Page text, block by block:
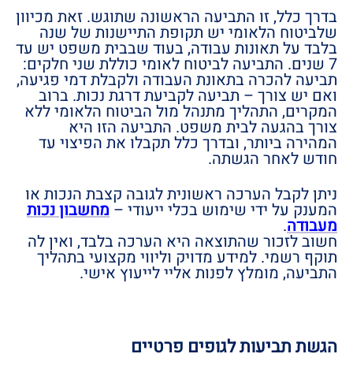
בדרך כלל, זו התביעה הראשונה שתוגש. זאת מכיוון
שלביטוח הלאומי יש תקופת התיישנות של שנה
בלבד על תאונות עבודה, בעוד שבבית משפט יש עד
7 שנים. התביעה לביטוח לאומי כוללת שני חלקים:
תביעה להכרה בתאונת העבודה ולקבלת דמי פגיעה,
ואם יש צורך – תביעה לקביעת דרגת נכות. ברוב
המקרים, התהליך מתנהל מול הביטוח הלאומי ללא
צורך בהגעה לבית משפט. התביעה הזו היא
המהירה ביותר, ובדרך כלל תקבלו את הפיצוי עד
חודש לאחר הגשתה.
ניתן לקבל הערכה ראשונית לגובה קצבת הנכות או
המענק על ידי שימוש בכלי ייעודי – מחשבון נכות
מעבודה.
חשוב לזכור שהתוצאה היא הערכה בלבד, ואין לה
תוקף רשמי. למידע מדויק וליווי מקצועי בתהליך
התביעה, מומלץ לפנות אליי לייעוץ אישי.
הגשת תביעות לגופים פרטיים